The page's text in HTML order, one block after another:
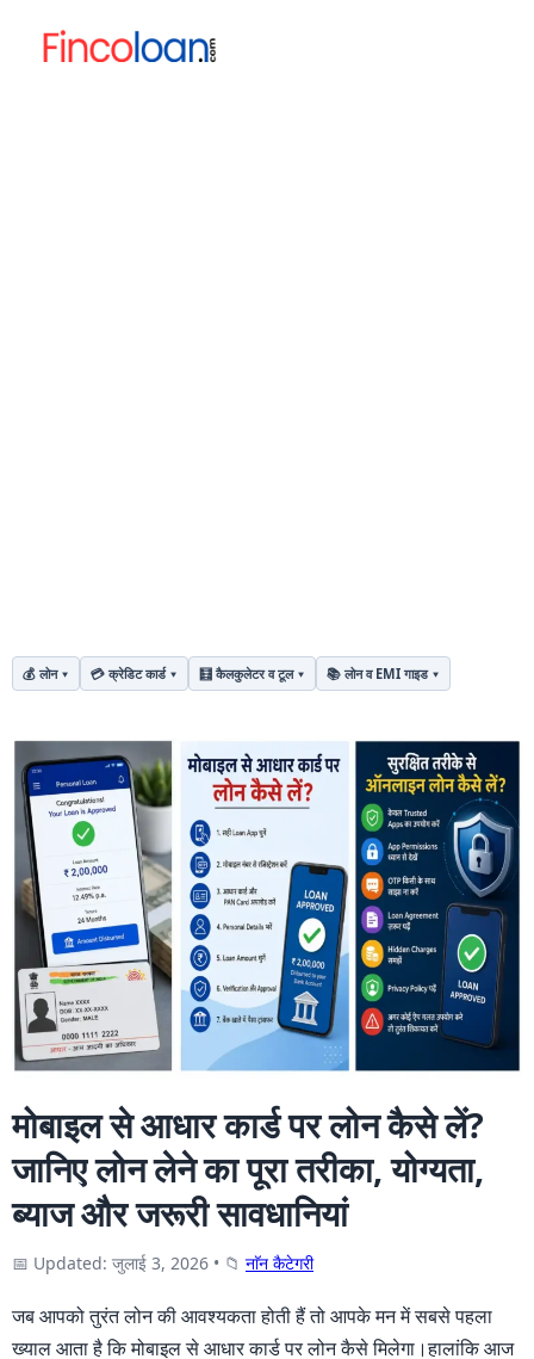
💰 लोन 💳 क्रेडिट कार्ड 🧮 कैलकुलेटर व टूल 📚 लोन व EMI गाइड
मोबाइल से आधार कार्ड पर लोन कैसे लें?
जानिए लोन लेने का पूरा तरीका, योग्यता,
ब्याज और जरूरी सावधानियां
📅 Updated: जुलाई 3, 2026 • 📁 नाॅन कैटेगरी
जब आपको तुरंत लोन की आवश्यकता होती हैं तो आपके मन में सबसे पहला
ख्याल आता है कि मोबाइल से आधार कार्ड पर लोन कैसे मिलेगा।हालांकि आज